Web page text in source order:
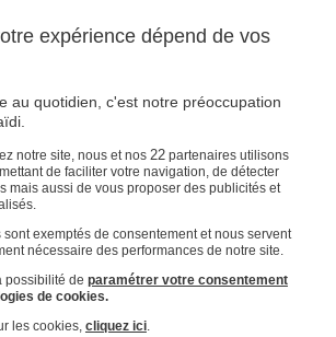
personnelles
expérience dépend de vos
au quotidien, c'est notre préoccupation
notre site, nous et nos 22partenaires utilisons
de faciliter votre navigation, de détecter
mais aussi de vous proposer des publicités et
exemptés de consentement et nous servent
nécessaire des performances de notre site.
possibilité de paramétrer votre consentement
de cookies.
les cookies, cliquez ici.